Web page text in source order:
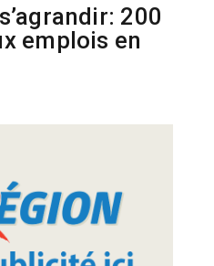
200
emplois en